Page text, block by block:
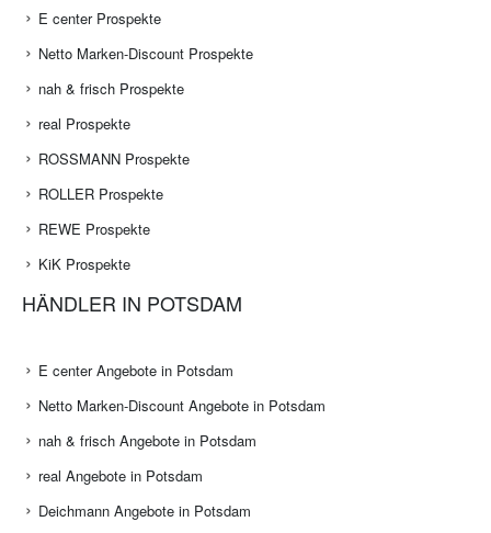
E center Prospekte
Netto Marken-Discount Prospekte
nah & frisch Prospekte
real Prospekte
ROSSMANN Prospekte
ROLLER Prospekte
REWE Prospekte
KiK Prospekte
HÄNDLER IN POTSDAM
E center Angebote in Potsdam
Netto Marken-Discount Angebote in Potsdam
nah & frisch Angebote in Potsdam
real Angebote in Potsdam
Deichmann Angebote in Potsdam